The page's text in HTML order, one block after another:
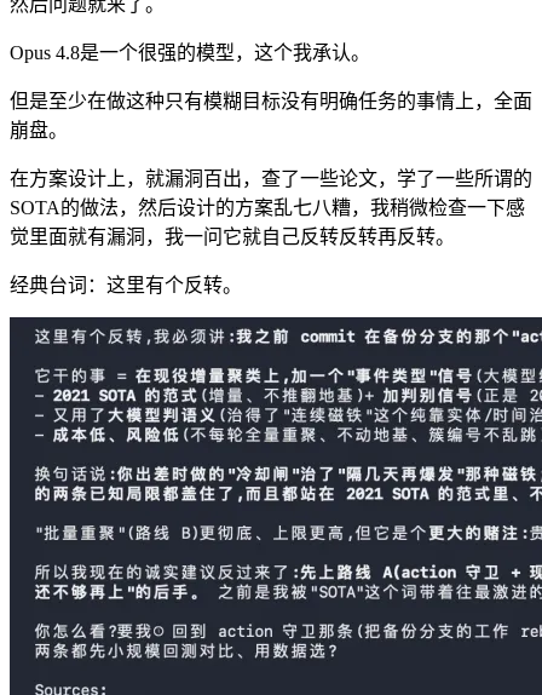
Opus 4.8是一个很强的模型，这个我承认。
但是至少在做这种只有模糊目标没有明确任务的事情上，全面
崩盘。
在方案设计上，就漏洞百出，查了一些论文，学了一些所谓的
SOTA的做法，然后设计的方案乱七八糟，我稍微检查一下感
觉里面就有漏洞，我一问它就自己反转反转再反转。
经典台词：这里有个反转。